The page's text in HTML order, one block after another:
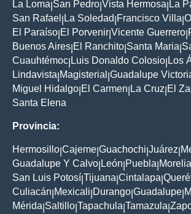
La Loma San Pedro Vista Hermosa La
San Rafael
La Soledad Francisco Villa
El Paraíso El Porvenir Vicente Guerrero
Buenos Aires El Ranchito Santa Maria
Cuauhtémoc Luis Donaldo Colosio Los
Lindavista Magisterial Guadalupe
Miguel Hidalgo El Carmen La Cruz El
Santa Elena
Provincia:
Hermosillo Cajeme Guachochi Juárez
Guadalupe Y Calvo León Puebla Morelia
San Luis Potosí Tijuana Cintalapa
Culiacán Mexicali Durango Guadalupe
Mérida Saltillo Tapachula Tamazula